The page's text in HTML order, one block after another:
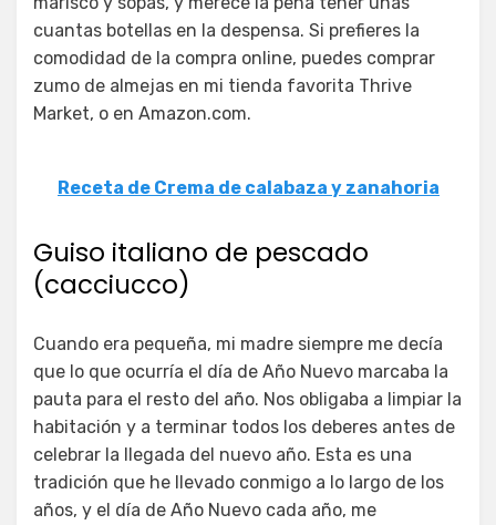
cuantas botellas en la despensa. Si prefieres la
comodidad de la compra online, puedes comprar
zumo de almejas en mi tienda favorita Thrive
Market, o en Amazon.com.
Receta de Crema de calabaza y zanahoria
Guiso italiano de pescado
(cacciucco)
Cuando era pequeña, mi madre siempre me decía
que lo que ocurría el día de Año Nuevo marcaba la
pauta para el resto del año. Nos obligaba a limpiar la
habitación y a terminar todos los deberes antes de
celebrar la llegada del nuevo año. Esta es una
tradición que he llevado conmigo a lo largo de los
años, y el día de Año Nuevo cada año, me